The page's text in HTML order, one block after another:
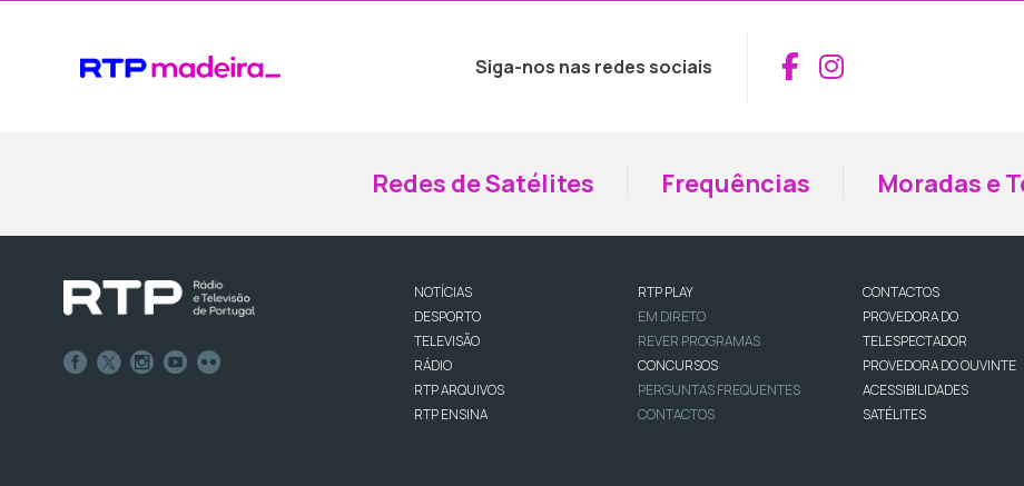
Siga-nos nas redes sociais Aceder ao
Aceder ao
Redes de Satélites Frequências Moradas e
NOTÍCIAS
DESPORTO
TELEVISÃO
RÁDIO
RTP ARQUIVOS
RTP ENSINA
RTP PLAY
EM DIRETO
REVER PROGRAMAS
CONCURSOS
PERGUNTAS FREQUENTES
CONTACTOS
CONTACTOS
PROVEDORA DO
TELESPECTADOR
PROVEDORA DO OUVINTE
ACESSIBILIDADES
SATÉLITES